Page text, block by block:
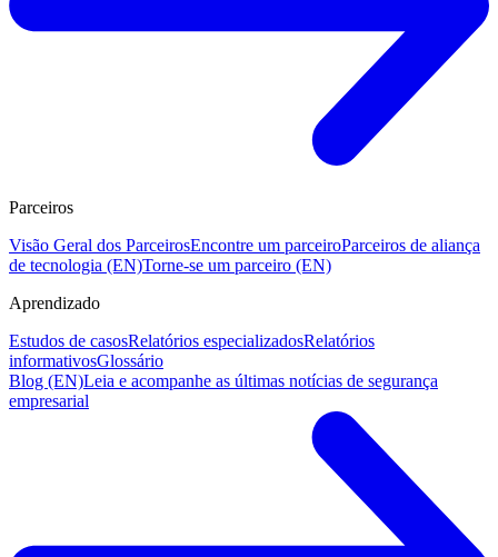
Parceiros
Visão Geral dos ParceirosEncontre um parceiroParceiros de aliança
de tecnologia (EN)Torne-se um parceiro (EN)
Aprendizado
Estudos de casosRelatórios especializadosRelatórios
informativosGlossário
Blog (EN)Leia e acompanhe as últimas notícias de segurança
empresarial